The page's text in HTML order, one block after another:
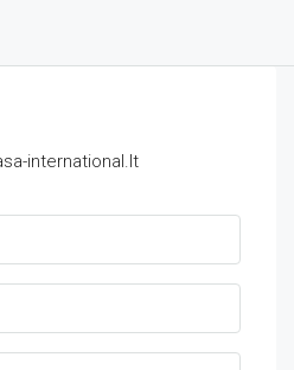
international.lt